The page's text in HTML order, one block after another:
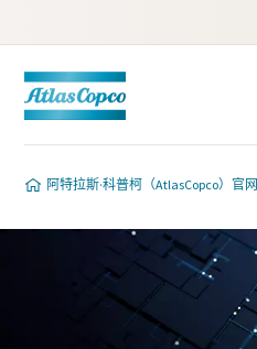
阿特拉斯·科普柯（AtlasCopco）官网